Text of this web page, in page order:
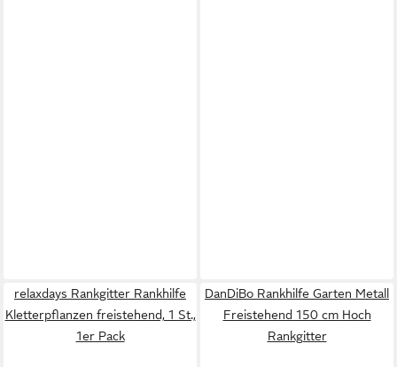
relaxdays Rankgitter Rankhilfe
Kletterpflanzen freistehend, 1 St.,
1er Pack
DanDiBo Rankhilfe Garten Metall
Freistehend 150 cm Hoch
Rankgitter